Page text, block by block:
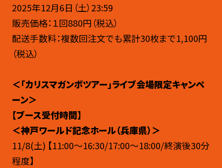
2025年12月6日（土）23:59
販売価格：１回880円（税込）
配送手数料：複数回注文でも累計30枚まで1,100円
（税込）
＜「カリスマガンボツアー」ライブ会場限定キャンペ
ーン＞
【ブース受付時間】
＜神戸ワールド記念ホール（兵庫県）＞
11/8(土) 【11:00～16:30/17:00～18:00/終演後30分
程度】